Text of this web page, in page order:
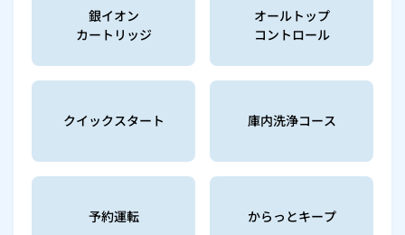
銀イオン
カートリッジ
オールトップ
コントロール
クイックスタート 庫内洗浄コース
予約運転 からっとキープ